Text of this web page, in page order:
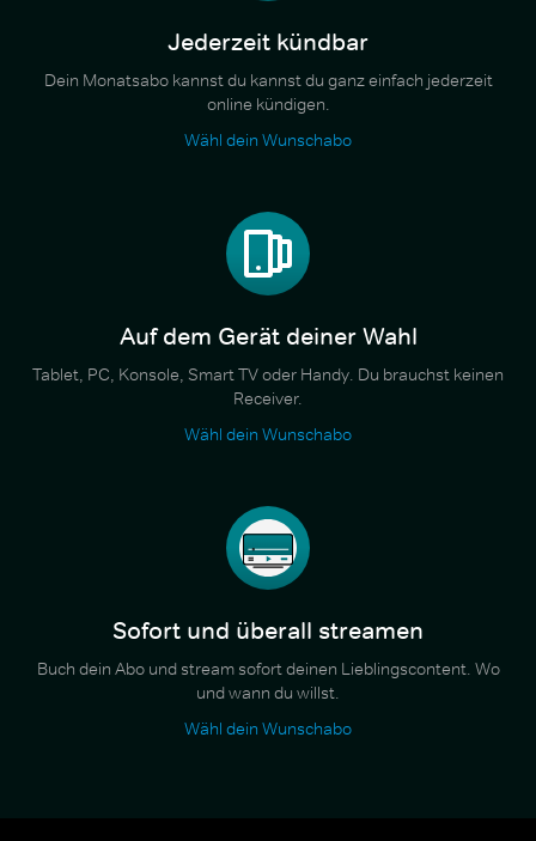
Jederzeit kündbar
Dein Monatsabo kannst du kannst du ganz einfach jederzeit
online kündigen.
Wähl dein Wunschabo
Auf dem Gerät deiner Wahl
Tablet, PC, Konsole, Smart TV oder Handy. Du brauchst keinen
Receiver.
Wähl dein Wunschabo
Sofort und überall streamen
Buch dein Abo und stream sofort deinen Lieblingscontent. Wo
und wann du willst.
Wähl dein Wunschabo